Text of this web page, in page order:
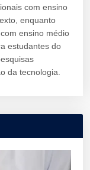
com ensino
enquanto
ensino médio
estudantes do
da tecnologia.